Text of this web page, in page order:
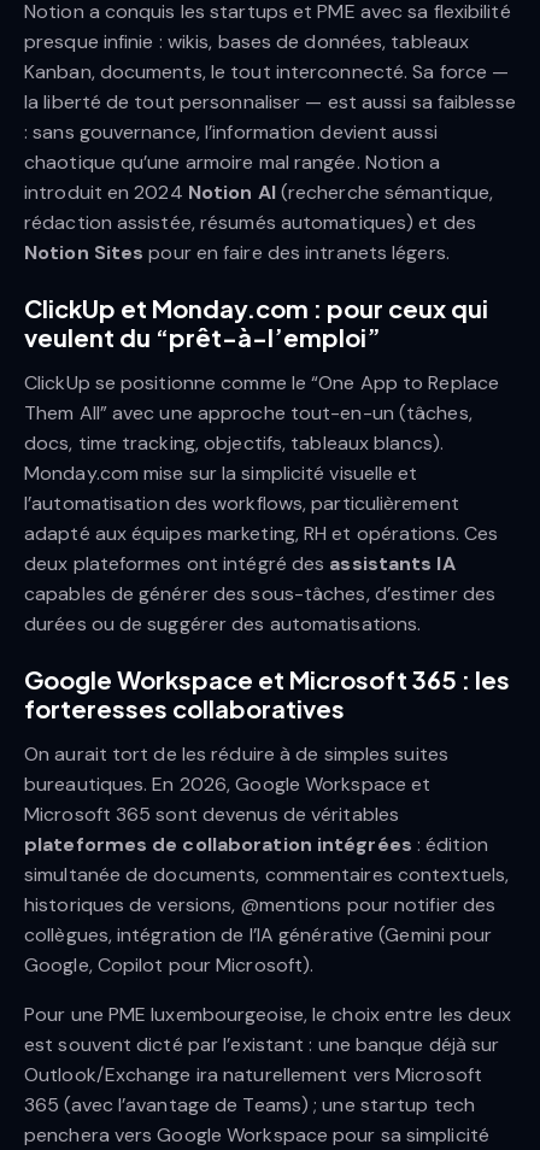
Notion a conquis les startups et PME avec sa flexibilité
presque infinie : wikis, bases de données, tableaux
Kanban, documents, le tout interconnecté. Sa force —
la liberté de tout personnaliser — est aussi sa faiblesse
: sans gouvernance, l’information devient aussi
chaotique qu’une armoire mal rangée. Notion a
introduit en 2024 Notion AI(recherche sémantique,
rédaction assistée, résumés automatiques) et des
Notion Sites pour en faire des intranets légers.
ClickUp et Monday.com : pour ceux qui
veulent du “prêt-à-l’emploi”
ClickUp se positionne comme le “One App to Replace
Them All” avec une approche tout-en-un (tâches,
docs, time tracking, objectifs, tableaux blancs).
Monday.com mise sur la simplicité visuelle et
l’automatisation des workflows, particulièrement
adapté aux équipes marketing, RH et opérations. Ces
deux plateformes ont intégré des assistants IA
capables de générer des sous-tâches, d’estimer des
durées ou de suggérer des automatisations.
Google Workspace et Microsoft 365 : les
forteresses collaboratives
On aurait tort de les réduire à de simples suites
bureautiques. En 2026, Google Workspace et
Microsoft 365 sont devenus de véritables
plateformes de collaboration intégrées : édition
simultanée de documents, commentaires contextuels,
historiques de versions, @mentions pour notifier des
collègues, intégration de l’IA générative (Gemini pour
Google, Copilot pour Microsoft).
Pour une PME luxembourgeoise, le choix entre les deux
est souvent dicté par l’existant : une banque déjà sur
Outlook/Exchange ira naturellement vers Microsoft
365 (avec l’avantage de Teams) ; une startup tech
penchera vers Google Workspace pour sa simplicité